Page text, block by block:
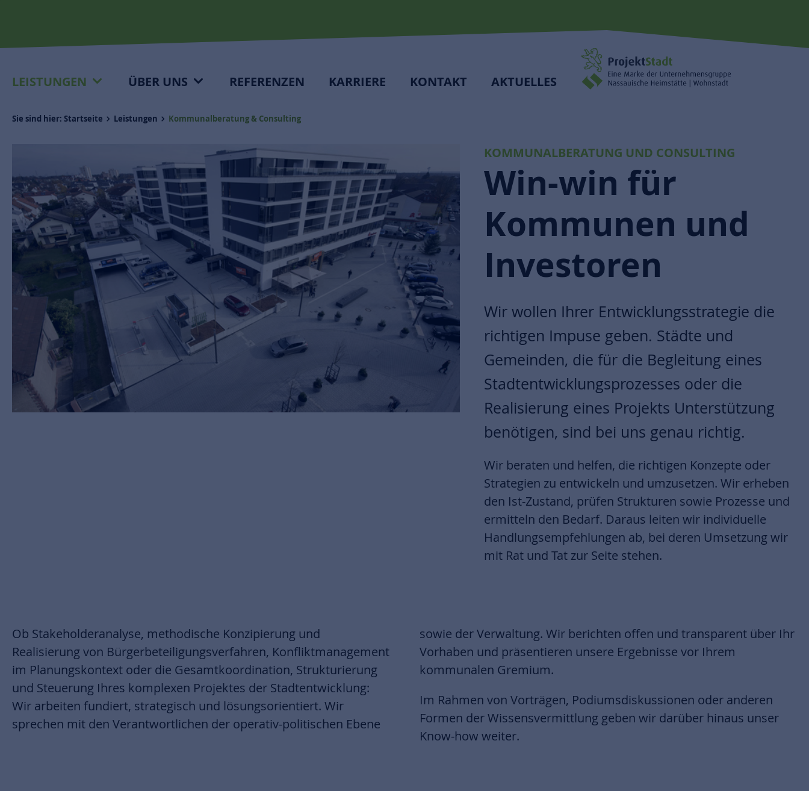
LEISTUNGEN ÜBER UNS REFERENZEN KARRIERE KONTAKT AKTUELLES
Sie sind hier: Startseite Leistungen Kommunalberatung & Consulting
KOMMUNALBERATUNG UND CONSULTING
Win-win für
Kommunen und
Investoren
Wir wollen Ihrer Entwicklungsstrategie die
richtigen Impuse geben. Städte und
Gemeinden, die für die Begleitung eines
Stadtentwicklungsprozesses oder die
Realisierung eines Projekts Unterstützung
benötigen, sind bei uns genau richtig.
Wir beraten und helfen, die richtigen Konzepte oder
Strategien zu entwickeln und umzusetzen. Wir erheben
den Ist-Zustand, prüfen Strukturen sowie Prozesse und
ermitteln den Bedarf. Daraus leiten wir individuelle
Handlungsempfehlungen ab, bei deren Umsetzung wir
mit Rat und Tat zur Seite stehen.
Ob Stakeholderanalyse, methodische Konzipierung und
Realisierung von Bürgerbeteiligungsverfahren, Konfliktmanagement
im Planungskontext oder die Gesamtkoordination, Strukturierung
und Steuerung Ihres komplexen Projektes der Stadtentwicklung:
Wir arbeiten fundiert, strategisch und lösungsorientiert. Wir
sprechen mit den Verantwortlichen der operativ-politischen Ebene
sowie der Verwaltung. Wir berichten offen und transparent über Ihr
Vorhaben und präsentieren unsere Ergebnisse vor Ihrem
kommunalen Gremium.
Im Rahmen von Vorträgen, Podiumsdiskussionen oder anderen
Formen der Wissensvermittlung geben wir darüber hinaus unser
Know-how weiter.